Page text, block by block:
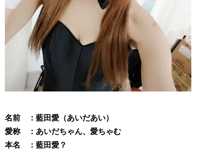
名前 ：藍田愛（あいだあい）
愛称 ：あいだちゃん、愛ちゃむ
本名 ：藍田愛？